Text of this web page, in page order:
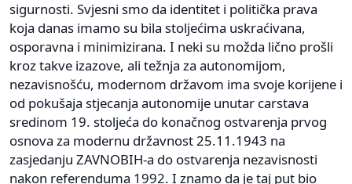
sigurnosti. Svjesni smo da identitet i politička prava
koja danas imamo su bila stoljećima uskraćivana,
osporavna i minimizirana. I neki su možda lično prošli
kroz takve izazove, ali težnja za autonomijom,
nezavisnošću, modernom državom ima svoje korijene i
od pokušaja stjecanja autonomije unutar carstava
sredinom 19. stoljeća do konačnog ostvarenja prvog
osnova za modernu državnost 25.11.1943 na
zasjedanju ZAVNOBIH-a do ostvarenja nezavisnosti
nakon referenduma 1992. I znamo da je taj put bio